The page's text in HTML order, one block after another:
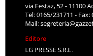
via Festaz, 52 - 11100
Tel: 0165/231711 - Fax:
Mail:
Editore
LG PRESSE S.R.L.